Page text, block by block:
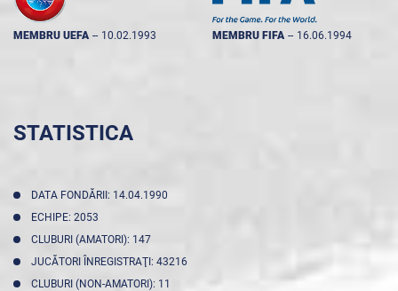
MEMBRU UEFA -- 10.02.1993 MEMBRU FIFA -- 16.06.1994
STATISTICA
DATA FONDĂRII: 14.04.1990
ECHIPE: 2053
CLUBURI (AMATORI): 147
JUCĂTORI ÎNREGISTRAŢI: 43216
CLUBURI (NON-AMATORI): 11